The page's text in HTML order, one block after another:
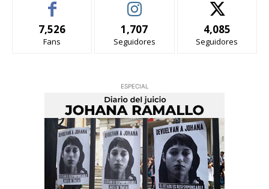
7,526
Fans
1,707
Seguidores
4,085
Seguidores
ESPECIAL